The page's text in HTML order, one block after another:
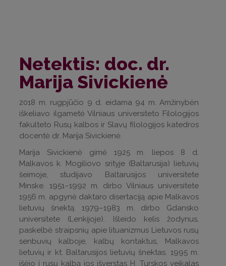
Netektis: doc. dr.
Marija Sivickienė
2018 m. rugpjūčio 9 d. eidama 94 m. Amžinybėn
iškeliavo ilgametė Vilniaus universiteto Filologijos
fakulteto Rusų kalbos ir Slavų filologijos katedros
docentė dr. Marija Sivickienė.
Marija Sivickienė gimė 1925 m. liepos 8 d.
Malkavos k. Mogiliovo srityje (Baltarusija) lietuvių
šeimoje, studijavo Baltarusijos universitete
Minske. 1951–1992 m. dirbo Vilniaus universitete
1956 m. apgynė daktaro disertaciją apie Malkavos
lietuvių šnektą. 1979–1983 m. dirbo Gdansko
universitete (Lenkijoje). Išleido kelis žodynus,
paskelbė straipsnių apie lituanizmus Lietuvos rusų
senbuvių kalboje, kalbų kontaktus, Malkavos
lietuvių ir kt. Baltarusijos lietuvių šnektas. 1995 m.
išėjo į rusų kalbą jos išverstas H. Turskos veikalas